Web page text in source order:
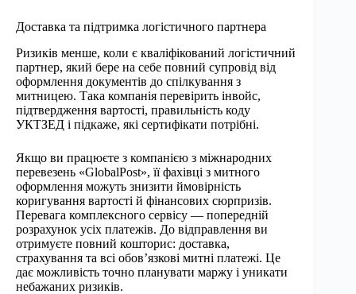
Доставка та підтримка логістичного партнера
Ризиків менше, коли є кваліфікований логістичний
партнер, який бере на себе повний супровід від
оформлення документів до спілкування з
митницею. Така компанія перевірить інвойс,
підтвердження вартості, правильність коду
УКТЗЕД і підкаже, які сертифікати потрібні.
Якщо ви працюєте з компанією з міжнародних
перевезень «GlobalPost», її фахівці з митного
оформлення можуть знизити ймовірність
коригування вартості й фінансових сюрпризів.
Перевага комплексного сервісу — попередній
розрахунок усіх платежів. До відправлення ви
отримуєте повний кошторис: доставка,
страхування та всі обов’язкові митні платежі. Це
дає можливість точно планувати маржу і уникати
небажаних ризиків.